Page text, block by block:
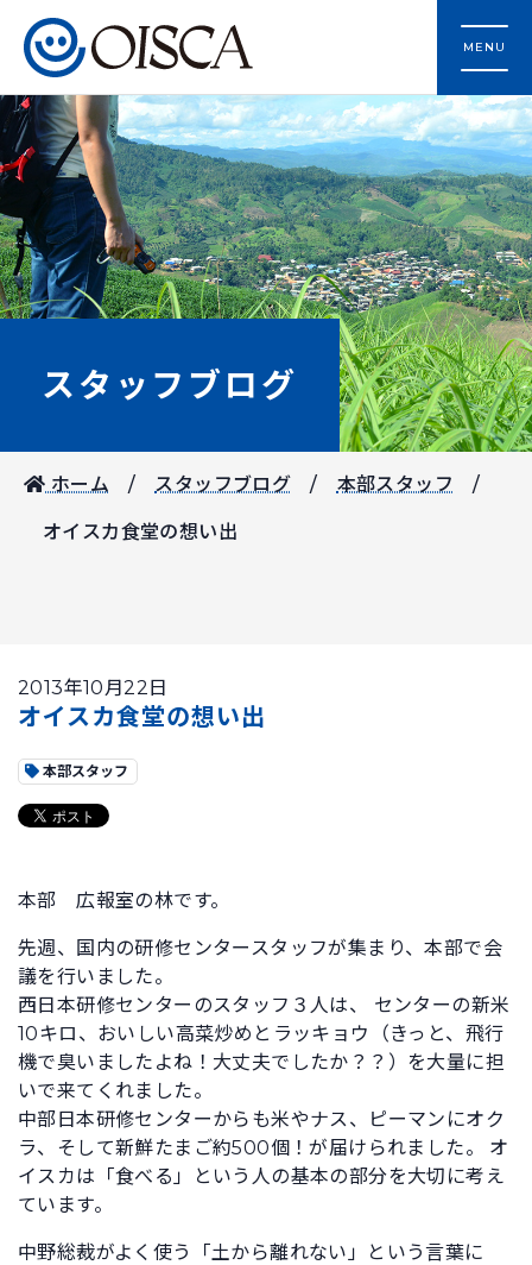
MENU
スタッフブログ
ホーム スタッフブログ 本部スタッフ
オイスカ食堂の想い出
2013年10月22日
オイスカ食堂の想い出
本部スタッフ
本部 広報室の林です。
先週、国内の研修センタースタッフが集まり、本部で会
議を行いました。
西日本研修センターのスタッフ３人は、 センターの新米
10キロ、おいしい高菜炒めとラッキョウ（きっと、飛行
機で臭いましたよね！大丈夫でしたか？？）を大量に担
いで来てくれました。
中部日本研修センターからも米やナス、ピーマンにオク
ラ、そして新鮮たまご約500個！が届けられました。 オ
イスカは「食べる」という人の基本の部分を大切に考え
ています。
中野総裁がよく使う「土から離れない」という言葉に